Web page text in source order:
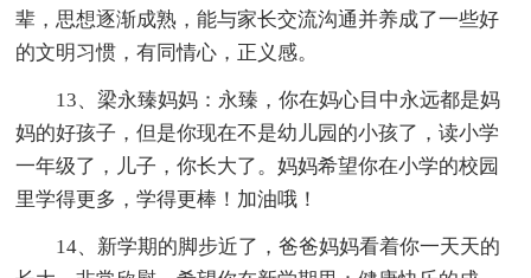
辈，思想逐渐成熟，能与家长交流沟通并养成了一些好
的文明习惯，有同情心，正义感。
13、梁永臻妈妈：永臻，你在妈心目中永远都是妈
妈的好孩子，但是你现在不是幼儿园的小孩了，读小学
一年级了，儿子，你长大了。妈妈希望你在小学的校园
里学得更多，学得更棒！加油哦！
14、新学期的脚步近了，爸爸妈妈看着你一天天的